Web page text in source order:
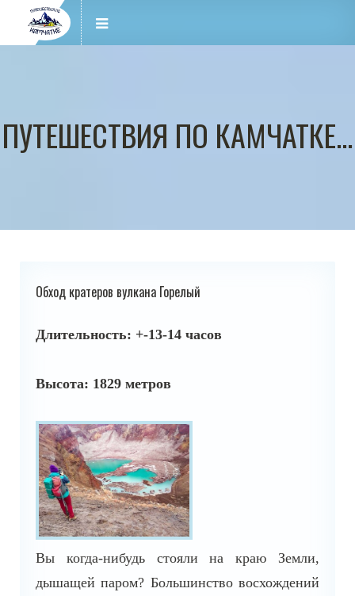
ПУТЕШЕСТВИЯ ПО КАМЧАТКЕ...
Обход кратеров вулкана Горелый
Длительность: +-13-14 часов
Высота: 1829 метров
Вы когда-нибудь стояли на краю Земли,
дышащей паром? Большинство восхождений